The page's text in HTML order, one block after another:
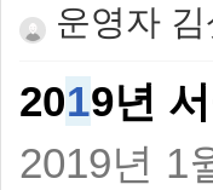
운영자
2019년
2019년 1